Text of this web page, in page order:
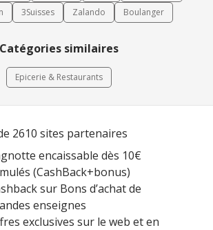
3Suisses Zalando Boulanger
Catégories similaires
Epicerie & Restaurants
2610 sites partenaires
encaissable dès 10€
(CashBack+bonus)
sur Bons d’achat de
enseignes
exclusives sur le web et en